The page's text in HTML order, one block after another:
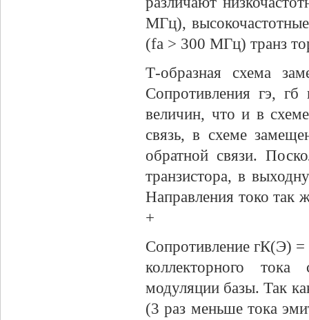
МГц),
(fa > 300 МГц) транз
Т-образная схема
Сопротивления гэ,
величин, что и в
связь, в схеме
обратной связи.
транзистора, в
Направления токо
+
Сопротивление гК(Э) =
коллекторного
модуляции базы. Так
(3 раз меньше тока